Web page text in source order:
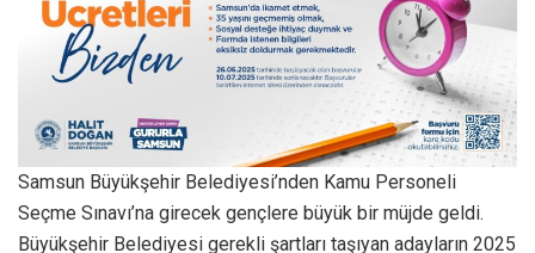
Samsun Büyükşehir Belediyesi’nden Kamu Personeli
Seçme Sınavı’na girecek gençlere büyük bir müjde geldi.
Büyükşehir Belediyesi gerekli şartları taşıyan adayların 2025